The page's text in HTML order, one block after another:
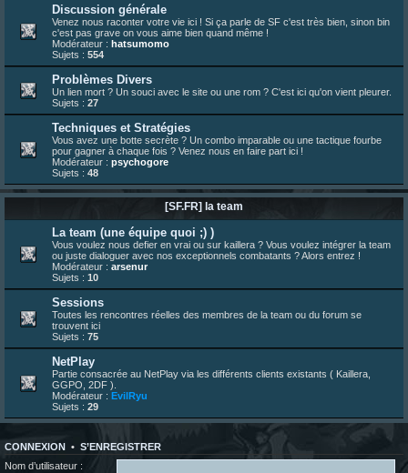
30 juil. 07:22¦hatsumomo:
Un futur indispensable :https://x.com/preterniadotcom/status/20 ... 8820352079
26 juil. 22:09¦hatsumomo:bio de Alex en ligne les gens !
13 juil. 09:53¦hatsumomo
bonjour les amis, je viens de poster ma 1e review de figurine !
23 juin 10:36¦indy:une très chouette SFFR shoutbox !
23 juin 07:30¦hatsumomo:nouvelle trad caniculaire les amis !
23 juin 07:26¦hatsumomo:shoutbox réinitialisée
22 juin 12:27¦indy: Yo !
22 juin 08:49¦veja:Yo
Discussion générale
Venez nous raconter votre vie ici ! Si ça parle de SF c'est très bien, sinon bin
c'est pas grave on vous aime bien quand même !
Modérateur : hatsumomo
Sujets : 554
Problèmes Divers
Un lien mort ? Un souci avec le site ou une rom ? C'est ici qu'on vient pleurer.
Sujets : 27
Techniques et Stratégies
Vous avez une botte secrète ? Un combo imparable ou une tactique fourbe
pour gagner à chaque fois ? Venez nous en faire part ici !
Modérateur : psychogore
Sujets : 48
[SF.FR] la team
La team (une équipe quoi ;) )
Vous voulez nous defier en vrai ou sur kaillera ? Vous voulez intégrer la team
ou juste dialoguer avec nos exceptionnels combatants ? Alors entrez !
Modérateur : arsenur
Sujets : 10
Sessions
Toutes les rencontres réelles des membres de la team ou du forum se
trouvent ici
Sujets : 75
NetPlay
Partie consacrée au NetPlay via les différents clients existants ( Kaillera,
GGPO, 2DF ).
Modérateur : EvilRyu
Sujets : 29
CONNEXION • S’ENREGISTRER
Nom d’utilisateur :